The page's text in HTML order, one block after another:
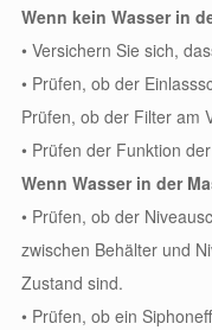
Wenn kein Wasser in
• Versichern Sie sich,
• Prüfen, ob der
Prüfen, ob der Filter am
• Prüfen der Funktion
Wenn Wasser in der
• Prüfen, ob der
zwischen Behälter und
Zustand sind.
• Prüfen, ob ein